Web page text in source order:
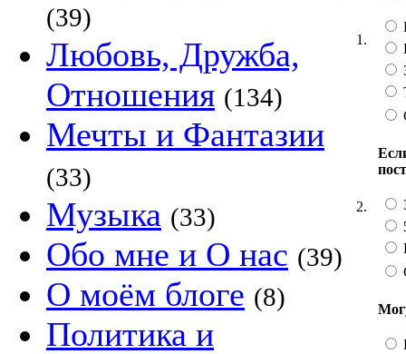
(39)
Любовь, Дружба,
Отношения (134)
Мечты и Фантазии
(33)
Музыка (33)
Обо мне и О нас (39)
О моём блоге (8)
Политика и
1.
2.